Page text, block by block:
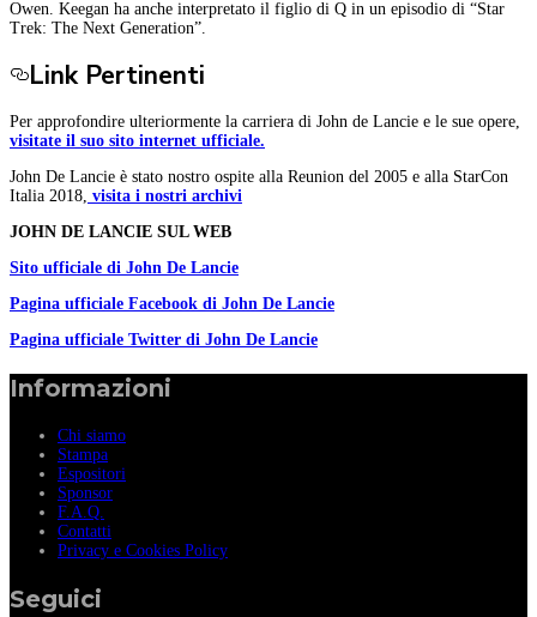
Owen. Keegan ha anche interpretato il figlio di Q in un episodio di “Star
Trek: The Next Generation”.
Link Pertinenti
Per approfondire ulteriormente la carriera di John de Lancie e le sue opere,
visitate il suo sito internet ufficiale.
John De Lancie è stato nostro ospite alla Reunion del 2005 e alla StarCon
Italia 2018, visita i nostri archivi
JOHN DE LANCIE SUL WEB
Sito ufficiale di John De Lancie
Pagina ufficiale Facebook di John De Lancie
Pagina ufficiale Twitter di John De Lancie
Informazioni
Chi siamo
Stampa
Espositori
Sponsor
F.A.Q.
Contatti
Privacy e Cookies Policy
Seguici